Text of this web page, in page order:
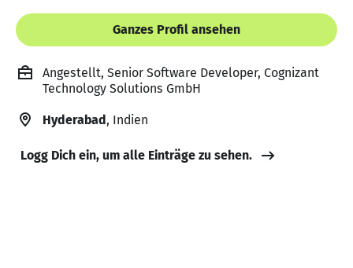
Ganzes Profil ansehen
Angestellt, Senior Software Developer, Cognizant
Technology Solutions GmbH
Hyderabad, Indien
Logg Dich ein, um alle Einträge zu sehen.